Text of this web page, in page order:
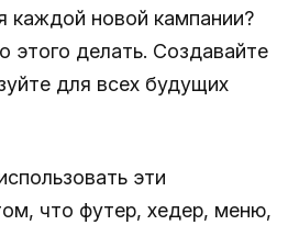
каждой новой кампании?
этого делать. Создавайте
для всех будущих
эти
что футер, хедер, меню,